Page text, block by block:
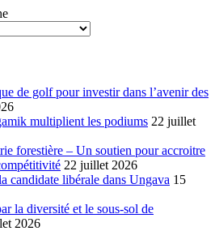
de golf pour investir dans l’avenir des
multiplient les podiums 22 juillet
forestière – Un soutien pour accroitre
22 juillet 2026
candidate libérale dans Ungava 15
la diversité et le sous-sol de
2026